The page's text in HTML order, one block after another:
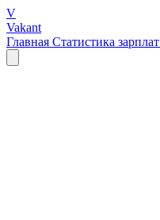
V
Vakant
Главная Статистика зарплат